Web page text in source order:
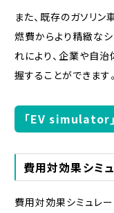
また、既存のガソリ
燃費からより精緻なシ
れにより、企業や自
握することができます。
「EV simulator
費用対効果シミ
費用対効果シミュレ